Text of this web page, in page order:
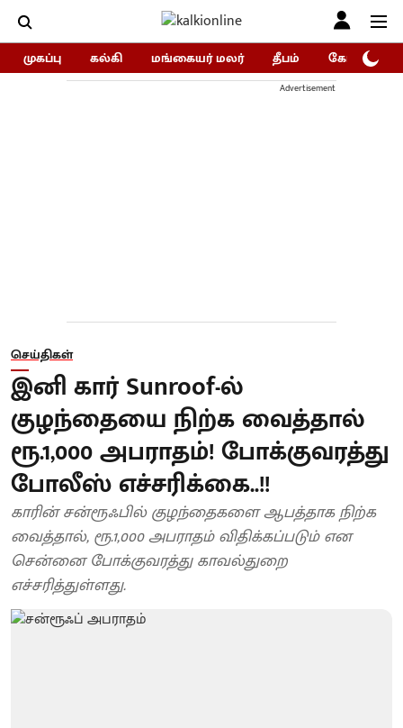
முகப்பு கல்கி மங்கையர் மலர் தீபம் கோகுலம்/
Advertisement
செய்திகள்
இனி கார் Sunroof-ல்
குழந்தையை நிற்க வைத்தால்
ரூ.1,000 அபராதம்! போக்குவரத்து
போலீஸ் எச்சரிக்கை..!!
காரின் சன்ரூஃபில் குழந்தைகளை ஆபத்தாக நிற்க
வைத்தால், ரூ.1,000 அபராதம் விதிக்கப்படும் என
சென்னை போக்குவரத்து காவல்துறை
எச்சரித்துள்ளது.